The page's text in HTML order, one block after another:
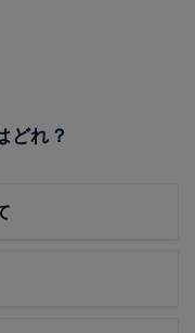
どれ？